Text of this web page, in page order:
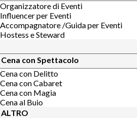
Organizzatore di Eventi
Influencer per Eventi
Accompagnatore /Guida per Eventi
Hostess e Steward
Cena con Spettacolo
Cena con Delitto
Cena con Cabaret
Cena con Magia
Cena al Buio
ALTRO